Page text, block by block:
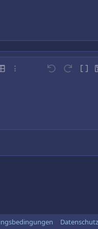
einfügen
Weitere… Rückgängig
Entwurf speichern
Datenschutz